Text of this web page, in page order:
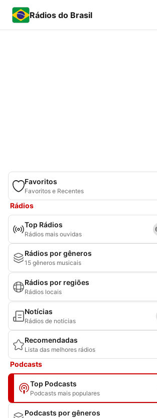
Rádios do Brasil
Favoritos
Favoritos e Recentes
Rádios
Top Rádios
Rádios mais ouvidas
Rádios por gêneros
15 gêneros musicais
Rádios por regiões
Rádios locais
Notícias
Rádios de notícias
Recomendadas
Lista das melhores rádios
Podcasts
Top Podcasts
Podcasts mais populares
Podcasts por gêneros